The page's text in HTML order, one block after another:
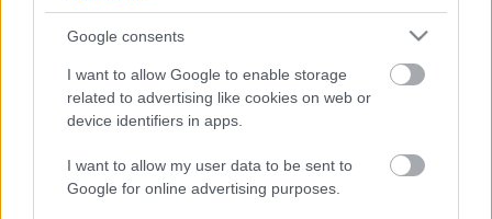
Google consents
I want to allow Google to enable storage
related to advertising like cookies on web or
device identifiers in apps.
I want to allow my user data to be sent to
Google for online advertising purposes.